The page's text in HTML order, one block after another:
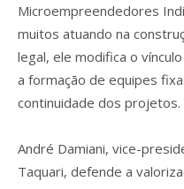
Microempreendedores
muitos atuando na
legal, ele modifica o
a formação de equipes
continuidade dos projetos.
André Damiani, vice-
Taquari, defende a